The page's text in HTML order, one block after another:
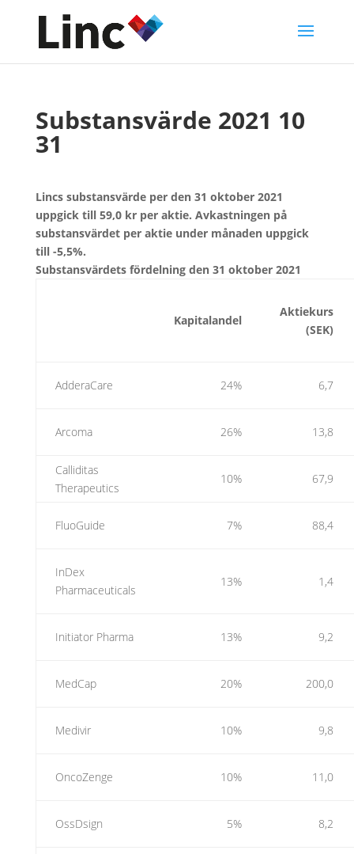
Substansvärde 2021 10
31
Lincs substansvärde per den 31 oktober 2021
uppgick till 59,0 kr per aktie. Avkastningen på
substansvärdet per aktie under månaden uppgick
till -5,5%.
Substansvärdets fördelning den 31 oktober 2021
Kapitalandel
Aktiekurs
(SEK)
AdderaCare 24% 6,7
Arcoma 26% 13,8
Calliditas
Therapeutics
10% 67,9
FluoGuide 7% 88,4
InDex
Pharmaceuticals
13% 1,4
Initiator Pharma 13% 9,2
MedCap 20% 200,0
Medivir 10% 9,8
OncoZenge 10% 11,0
OssDsign 5% 8,2